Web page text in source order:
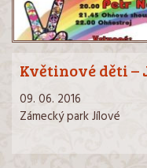
Květinové děti –
09. 06. 2016
Zámecký park Jílové